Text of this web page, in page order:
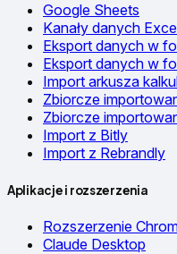
Google Sheets
Kanały danych
Eksport danych w
Eksport danych w
Import arkusza
Zbiorcze
Zbiorcze
Import z Bitly
Import z Rebrandly
Aplikacje i rozszerzenia
Rozszerzenie
Claude Desktop